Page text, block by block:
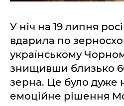
У ніч на 19 липня
вдарила по
українському
знищивши близько
зерна. Це було дуже
емоційне рішення